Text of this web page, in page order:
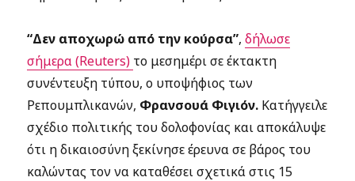
“Δεν αποχωρώ από την κούρσα”,δήλωσε
σήμερα (Reuters) το μεσημέρι σε έκτακτη
συνέντευξη τύπου, ο υποψήφιος των
Ρεπουμπλικανών, Φρανσουά Φιγιόν. Κατήγγειλε
σχέδιο πολιτικής του δολοφονίας και αποκάλυψε
ότι η δικαιοσύνη ξεκίνησε έρευνα σε βάρος του
καλώντας τον να καταθέσει σχετικά στις 15